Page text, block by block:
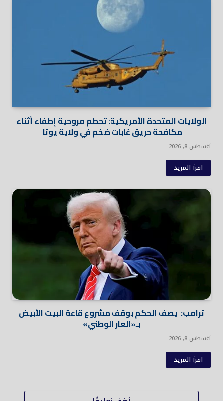
الولايات المتحدة الأمريكية: تحطم مروحية إطفاء أثناء
مكافحة حريق غابات ضخم في ولاية يوتا
أغسطس 8, 2026
اقرأ المزيد
ترامب: يصف الحكم بوقف مشروع قاعة البيت الأبيض
بـ«العار الوطني»
أغسطس 8, 2026
اقرأ المزيد